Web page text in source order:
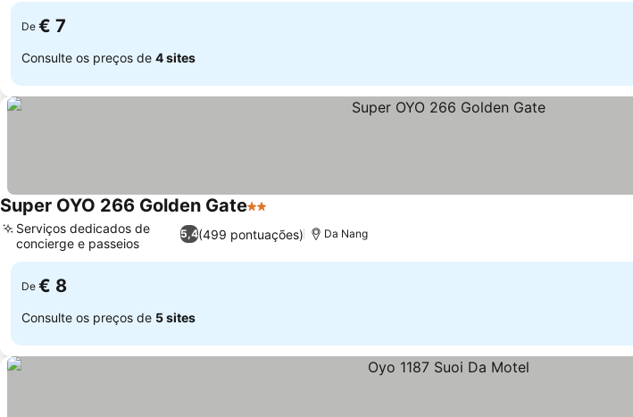
De € 7
Consulte os preços de 4 sites
Super OYO 266 Golden Gate2 Estrelas
5,4(499 pontuações)
Serviços dedicados de
concierge e passeios
Da Nang
De € 8
Consulte os preços de 5 sites